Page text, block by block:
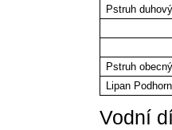
Pstruh duhový
Pstruh
Lipan
Vodní